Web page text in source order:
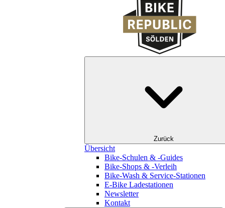
Zurück
Übersicht
Bike-Schulen & -Guides
Bike-Shops & -Verleih
Bike-Wash & Service-Stationen
E-Bike Ladestationen
Newsletter
Kontakt